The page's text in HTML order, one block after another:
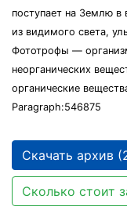
поступает на Землю в
из видимого света,
Фототрофы —
неорганических
органические
Paragraph:546875
Скачать архив
Сколько стоит